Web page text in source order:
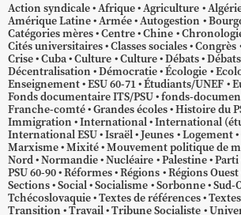
Action syndicale Afrique Agriculture
Amérique Latine Armée Autogestion
Catégories mères Centre Chine
Cités universitaires Classes sociales Congrès
Crise Cuba Culture Culture Débats
Décentralisation Démocratie Écologie
Enseignement ESU 60-71 Étudiants/UNEF
Fonds documentaire ITS/PSU fonds-
Franche-comté Grandes écoles Histoire du
Immigration International International
International ESU Israël Jeunes Logement
Marxisme Mixité Mouvement politique de
Nord Normandie Nucléaire Palestine Parti
PSU 60-90 Réformes Régions Régions Ouest
Sections Social Socialisme Sorbonne Sud-
Tchécoslovaquie Textes de références
Transition Travail Tribune Socialiste